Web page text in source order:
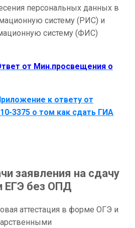
персональных данных в
систему (РИС) и
систему (ФИС)
от Мин.просвещения о
к ответу от
3375 о том как сдать ГИА
заявления на сдачу
ЕГЭ без ОПД
аттестация в форме ОГЭ и